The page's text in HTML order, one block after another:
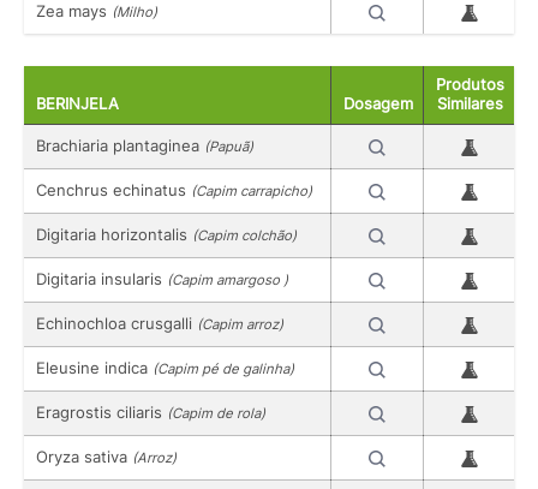
Zea mays (Milho)
BERINJELA Dosagem
Produtos
Similares
Brachiaria plantaginea (Papuã)
Cenchrus echinatus (Capim carrapicho)
Digitaria horizontalis (Capim colchão)
Digitaria insularis (Capim amargoso )
Echinochloa crusgalli (Capim arroz)
Eleusine indica (Capim pé de galinha)
Eragrostis ciliaris (Capim de rola)
Oryza sativa (Arroz)